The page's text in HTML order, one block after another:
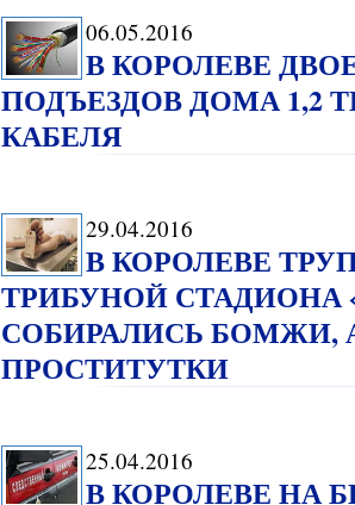
06.05.2016
В КОРОЛЕВЕ
ПОДЪЕЗДОВ ДОМА 1,2
КАБЕЛЯ
29.04.2016
В КОРОЛЕВЕ
ТРИБУНОЙ СТАДИОНА
СОБИРАЛИСЬ БОМЖИ,
ПРОСТИТУТКИ
25.04.2016
В КОРОЛЕВЕ НА